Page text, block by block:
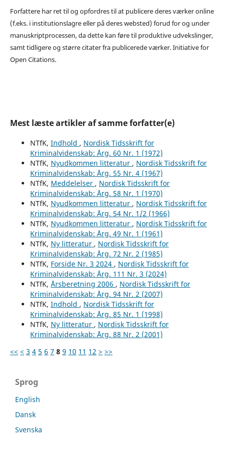
Forfattere har ret til og opfordres til at publicere deres værker online
(f.eks. i institutionslagre eller på deres websted) forud for og under
manuskriptprocessen, da dette kan føre til produktive udvekslinger,
samt tidligere og større citater fra publicerede værker. Initiative for
Open Citations.
Mest læste artikler af samme forfatter(e)
NTfK, Indhold , Nordisk Tidsskrift for
Kriminalvidenskab: Årg. 60 Nr. 1 (1972)
NTfK, Nyudkommen litteratur , Nordisk Tidsskrift for
Kriminalvidenskab: Årg. 55 Nr. 4 (1967)
NTfK, Meddelelser , Nordisk Tidsskrift for
Kriminalvidenskab: Årg. 58 Nr. 1 (1970)
NTfK, Nyudkommen litteratur , Nordisk Tidsskrift for
Kriminalvidenskab: Årg. 54 Nr. 1/2 (1966)
NTfK, Nyudkommen litteratur , Nordisk Tidsskrift for
Kriminalvidenskab: Årg. 49 Nr. 1 (1961)
NTfK, Ny litteratur , Nordisk Tidsskrift for
Kriminalvidenskab: Årg. 72 Nr. 2 (1985)
NTfK, Forside Nr. 3 2024 , Nordisk Tidsskrift for
Kriminalvidenskab: Årg. 111 Nr. 3 (2024)
NTfK, Årsberetning 2006 , Nordisk Tidsskrift for
Kriminalvidenskab: Årg. 94 Nr. 2 (2007)
NTfK, Indhold , Nordisk Tidsskrift for
Kriminalvidenskab: Årg. 85 Nr. 1 (1998)
NTfK, Ny litteratur , Nordisk Tidsskrift for
Kriminalvidenskab: Årg. 88 Nr. 2 (2001)
<< < 3 4 5 6 7 8 9 10 11 12 > >>
Sprog
English
Dansk
Svenska